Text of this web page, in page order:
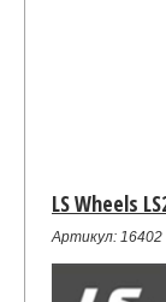
LS Wheels
Артикул: 16402